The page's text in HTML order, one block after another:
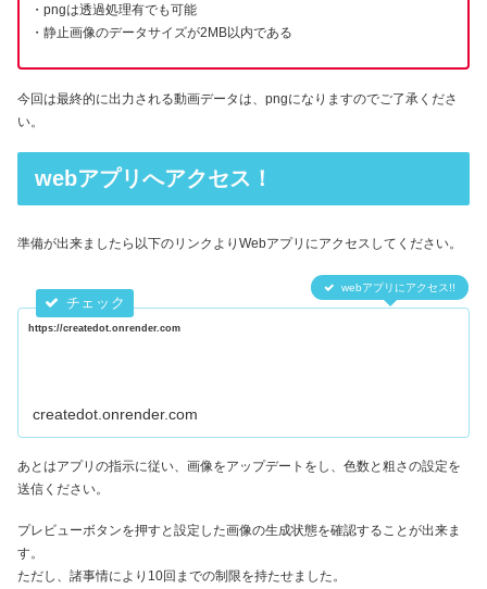
・pngは透過処理有でも可能
・静止画像のデータサイズが2MB以内である
今回は最終的に出力される動画データは、pngになりますのでご了承くださ
い。
webアプリへアクセス！
準備が出来ましたら以下のリンクよりWebアプリにアクセスしてください。
webアプリにアクセス!!
https://createdot.onrender.com
createdot.onrender.com
あとはアプリの指示に従い、画像をアップデートをし、色数と粗さの設定を
送信ください。
プレビューボタンを押すと設定した画像の生成状態を確認することが出来ま
す。
ただし、諸事情により10回までの制限を持たせました。